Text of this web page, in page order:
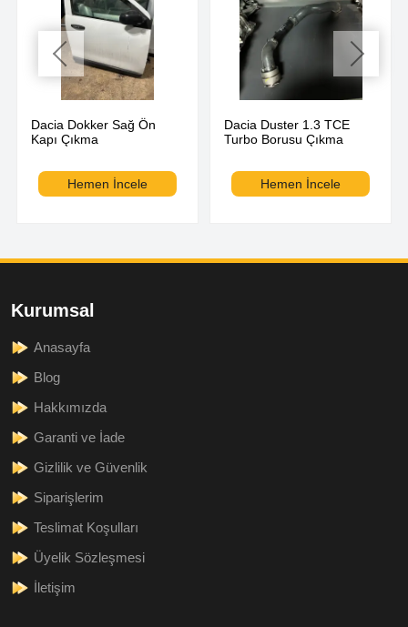
Dacia Dokker Sağ Ön
Kapı Çıkma
Hemen İncele
Dacia Duster 1.3 TCE
Turbo Borusu Çıkma
Hemen İncele
Kurumsal
Anasayfa
Blog
Hakkımızda
Garanti ve İade
Gizlilik ve Güvenlik
Siparişlerim
Teslimat Koşulları
Üyelik Sözleşmesi
İletişim